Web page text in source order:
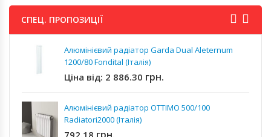
СПЕЦ. ПРОПОЗИЦІЇ
Алюмінієвий радіатор Garda Dual Aleternum
1200/80 Fondital (Італія)
Ціна від: 2 886.30 грн.
Алюмінієвий радіатор OTTIMO 500/100
Radiatori2000 (Італія)
792.18